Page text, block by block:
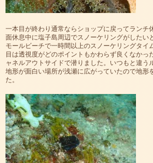
一本目が終わり通常ならショップに戻ってランチ
面休息中に塩子島周辺でスノーケリングがしたい
モールビーチで一時間以上のスノーケリングタイ
目は透視度がどのポイントもかわらず良くなかっ
ャネルアウトサイドで潜りました。いつもと違う
地形が面白い場所が浅瀬に広がっていたので地形
た。